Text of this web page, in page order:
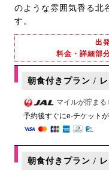
のような雰囲気香る北
す。
出
料金・詳細部
朝食付きプラン /
マイルが貯まる
予約後すぐにe-チケット
朝食付きプラン /